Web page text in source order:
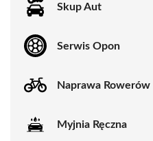
Skup Aut
Serwis Opon
Naprawa Rowerów
Myjnia Ręczna